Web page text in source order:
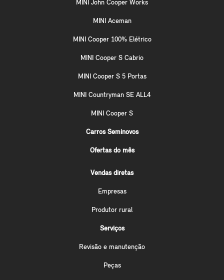
MINI John Cooper Works
MINI Aceman
MINI Cooper 100% Elétrico
MINI Cooper S Cabrio
MINI Cooper S 5 Portas
MINI Countryman SE ALL4
MINI Cooper S
Carros Seminovos
Ofertas do mês
Vendas diretas
Empresas
Produtor rural
Serviços
Revisão e manutenção
Peças